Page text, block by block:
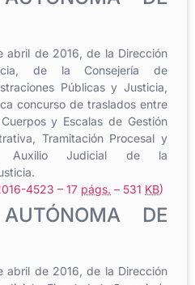
abril de 2016, de la Dirección
de la Consejería de
Públicas y Justicia,
concurso de traslados entre
y Escalas de Gestión
Tramitación Procesal y
Auxilio Judicial de la
4523 – 17 págs. – 531 KB)
DE
abril de 2016, de la Dirección